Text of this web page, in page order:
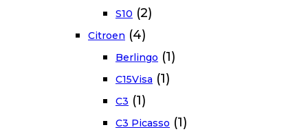
S10 (2)
Citroen (4)
Berlingo (1)
C15Visa (1)
C3 (1)
C3 Picasso (1)